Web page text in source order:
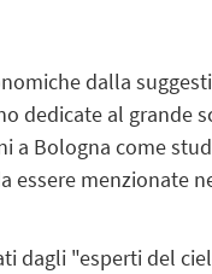
dalla
dedicate al grande
a Bologna come
essere menzionate
dagli "esperti del